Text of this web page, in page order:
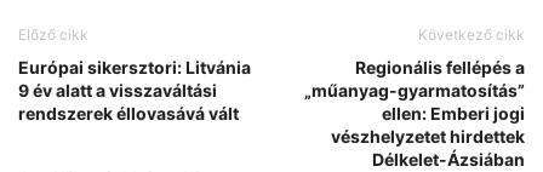
Előző cikk
Európai sikersztori: Litvánia
9 év alatt a visszaváltási
rendszerek éllovasává vált
Következő cikk
Regionális fellépés a
„műanyag-gyarmatosítás”
ellen: Emberi jogi
vészhelyzetet hirdettek
Délkelet-Ázsiában